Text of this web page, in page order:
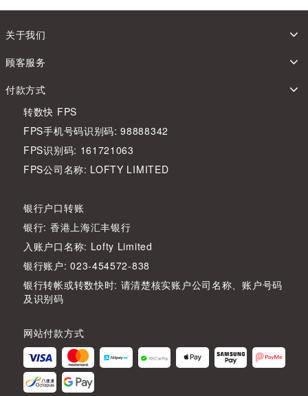
关于我们
顾客服务
付款方式
转数快 FPS
FPS手机号码识别码: 98888342
FPS识别码: 161721063
FPS公司名称: LOFTY LIMITED
银行户口转账
银行: 香港上海汇丰银行
入账户口名称: Lofty Limited
银行账户: 023-454572-838
银行转帐或转数快时: 请清楚核实账户公司名称、账户号码
及识别码
网站付款方式